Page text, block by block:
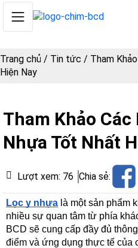
Trang chủ / Tin tức / Tham
Hiện Nay
Tham Khảo Các
Nhựa Tốt Nhất
Lượt xem: 76 Chia sẻ:
Lọc y nhựa là một sản phẩm
nhiều sự quan tâm từ phía
BCD sẽ cung cấp đầy đủ
điểm và ứng dụng thực tế